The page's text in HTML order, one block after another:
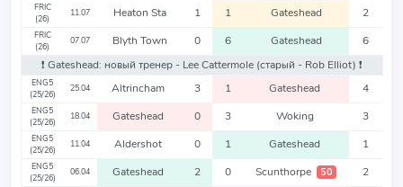
FRIC
(26)
11.07 Heaton Sta 1 1 Gateshead 2
FRIC
(26)
07.07 Blyth Town 0 6 Gateshead
6
❗️ Gateshead: новый тренер - Lee Cattermole (старый - Rob Elliot) ❗️
ENG5
(25/26)
25.04 Altrincham 3 1 Gateshead 4
ENG5
(25/26)
18.04 Gateshead 0 3 Woking 3
ENG5
(25/26)
11.04 Aldershot 0 1 Gateshead 1
ENG5
(25/26)
06.04 Gateshead 2 0 Scunthorpe 50 2